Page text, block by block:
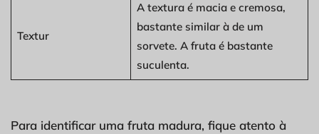
Textur
A textura é macia e cremosa,
bastante similar à de um
sorvete. A fruta é bastante
suculenta.
Para identificar uma fruta madura, fique atento à